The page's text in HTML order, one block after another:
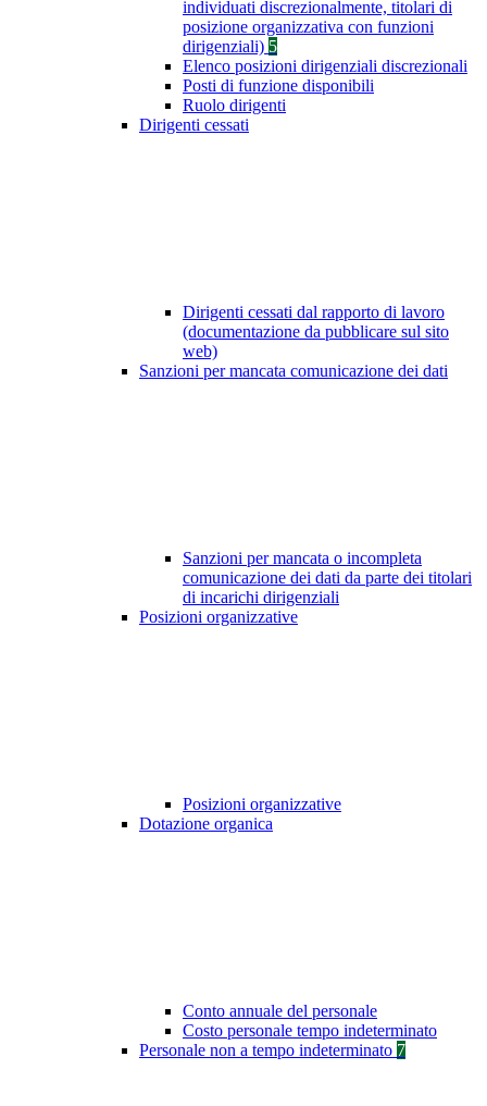
individuati discrezionalmente, titolari di
posizione organizzativa con funzioni
dirigenziali) 5
Elenco posizioni dirigenziali discrezionali
Posti di funzione disponibili
Ruolo dirigenti
Dirigenti cessati
Dirigenti cessati dal rapporto di lavoro
(documentazione da pubblicare sul sito
web)
Sanzioni per mancata comunicazione dei dati
Sanzioni per mancata o incompleta
comunicazione dei dati da parte dei titolari
di incarichi dirigenziali
Posizioni organizzative
Posizioni organizzative
Dotazione organica
Conto annuale del personale
Costo personale tempo indeterminato
Personale non a tempo indeterminato 7